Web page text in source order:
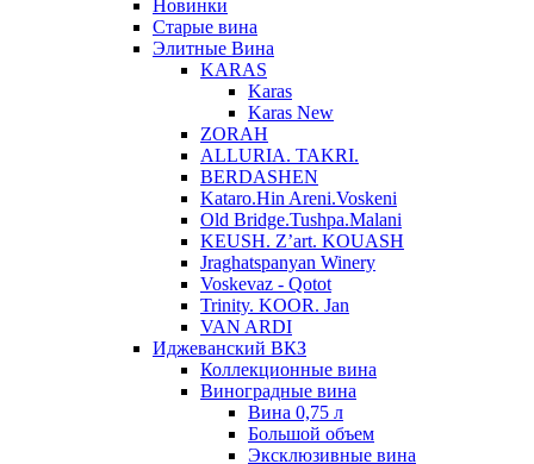
Новинки
Старые вина
Элитные Вина
KARAS
Karas
Karas New
ZORAH
ALLURIA. TAKRI.
BERDASHEN
Kataro.Hin Areni.Voskeni
Old Bridge.Tushpa.Malani
KEUSH. Z’art. KOUASH
Jraghatspanyan Winery
Voskevaz - Qotot
Trinity. KOOR. Jan
VAN ARDI
Иджеванский ВКЗ
Коллекционные вина
Виноградные вина
Вина 0,75 л
Большой объем
Эксклюзивные вина